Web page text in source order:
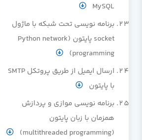
MySQL
برنامه نویسی تحت شبکه با ماژول
socket پایتون (Python network
programming)
ارسال ایمیل از طریق پروتکل SMTP
با پایتون
برنامه نویسی موازی و پردازش
همزمان با زبان پایتون
(multithreaded programming)